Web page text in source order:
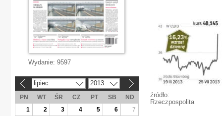
źródło:
Rzeczpospolita
Wydanie: 9597
lipiec 2013
PN WT ŚR CZ PT SB
ND
1
2 3 4 5 6
7